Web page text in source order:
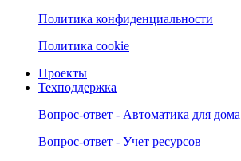
Политика конфиденциальности
Политика cookie
Проекты
Техподдержка
Вопрос-ответ - Автоматика для дома
Вопрос-ответ - Учет ресурсов